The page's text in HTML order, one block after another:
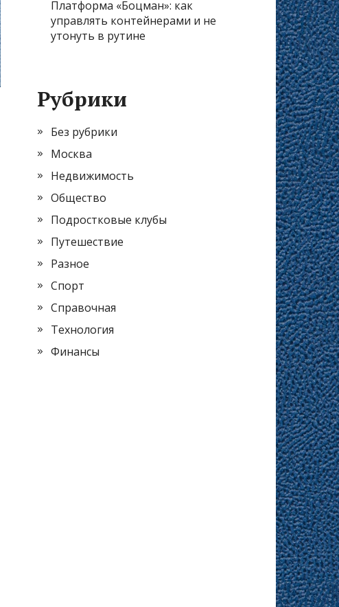
Платформа «Боцман»: как
управлять контейнерами и не
утонуть в рутине
Рубрики
Без рубрики
Москва
Недвижимость
Общество
Подростковые клубы
Путешествие
Разное
Спорт
Справочная
Технология
Финансы